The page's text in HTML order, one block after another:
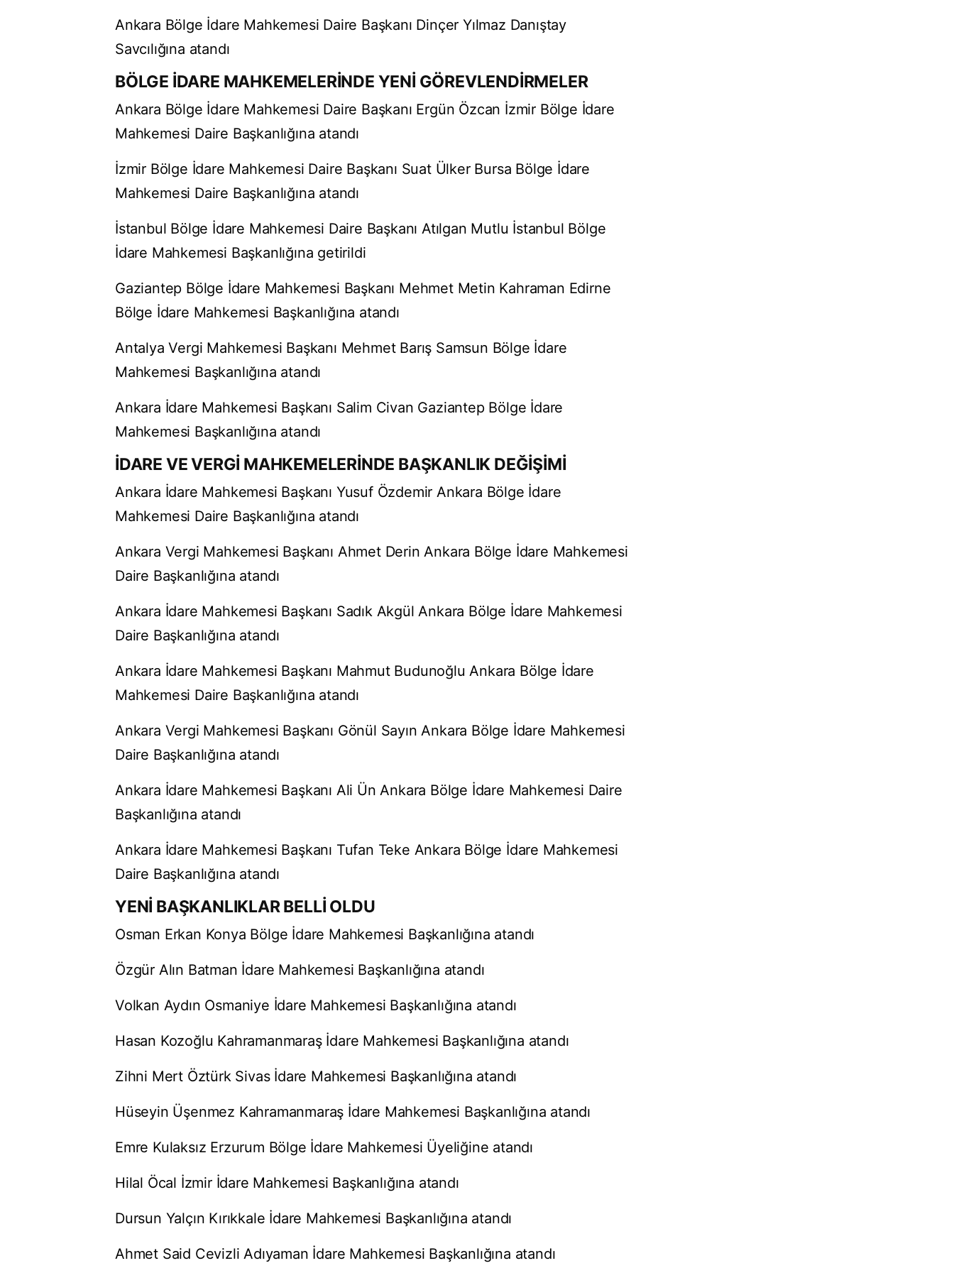
Ankara Bölge İdare Mahkemesi Daire Başkanı Dinçer Yılmaz Danıştay
Savcılığına atandı
BÖLGE İDARE MAHKEMELERİNDE YENİ GÖREVLENDİRMELER
Ankara Bölge İdare Mahkemesi Daire Başkanı Ergün Özcan İzmir Bölge İdare
Mahkemesi Daire Başkanlığına atandı
İzmir Bölge İdare Mahkemesi Daire Başkanı Suat Ülker Bursa Bölge İdare
Mahkemesi Daire Başkanlığına atandı
İstanbul Bölge İdare Mahkemesi Daire Başkanı Atılgan Mutlu İstanbul Bölge
İdare Mahkemesi Başkanlığına getirildi
Gaziantep Bölge İdare Mahkemesi Başkanı Mehmet Metin Kahraman Edirne
Bölge İdare Mahkemesi Başkanlığına atandı
Antalya Vergi Mahkemesi Başkanı Mehmet Barış Samsun Bölge İdare
Mahkemesi Başkanlığına atandı
Ankara İdare Mahkemesi Başkanı Salim Civan Gaziantep Bölge İdare
Mahkemesi Başkanlığına atandı
İDARE VE VERGİ MAHKEMELERİNDE BAŞKANLIK DEĞİŞİMİ
Ankara İdare Mahkemesi Başkanı Yusuf Özdemir Ankara Bölge İdare
Mahkemesi Daire Başkanlığına atandı
Ankara Vergi Mahkemesi Başkanı Ahmet Derin Ankara Bölge İdare Mahkemesi
Daire Başkanlığına atandı
Ankara İdare Mahkemesi Başkanı Sadık Akgül Ankara Bölge İdare Mahkemesi
Daire Başkanlığına atandı
Ankara İdare Mahkemesi Başkanı Mahmut Budunoğlu Ankara Bölge İdare
Mahkemesi Daire Başkanlığına atandı
Ankara Vergi Mahkemesi Başkanı Gönül Sayın Ankara Bölge İdare Mahkemesi
Daire Başkanlığına atandı
Ankara İdare Mahkemesi Başkanı Ali Ün Ankara Bölge İdare Mahkemesi Daire
Başkanlığına atandı
Ankara İdare Mahkemesi Başkanı Tufan Teke Ankara Bölge İdare Mahkemesi
Daire Başkanlığına atandı
YENİ BAŞKANLIKLAR BELLİ OLDU
Osman Erkan Konya Bölge İdare Mahkemesi Başkanlığına atandı
Özgür Alın Batman İdare Mahkemesi Başkanlığına atandı
Volkan Aydın Osmaniye İdare Mahkemesi Başkanlığına atandı
Hasan Kozoğlu Kahramanmaraş İdare Mahkemesi Başkanlığına atandı
Zihni Mert Öztürk Sivas İdare Mahkemesi Başkanlığına atandı
Hüseyin Üşenmez Kahramanmaraş İdare Mahkemesi Başkanlığına atandı
Emre Kulaksız Erzurum Bölge İdare Mahkemesi Üyeliğine atandı
Hilal Öcal İzmir İdare Mahkemesi Başkanlığına atandı
Dursun Yalçın Kırıkkale İdare Mahkemesi Başkanlığına atandı
Ahmet Said Cevizli Adıyaman İdare Mahkemesi Başkanlığına atandı